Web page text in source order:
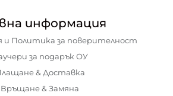
информация
и Политика за поверителност
за подарък ОУ
& Доставка
Връщане & Замяна